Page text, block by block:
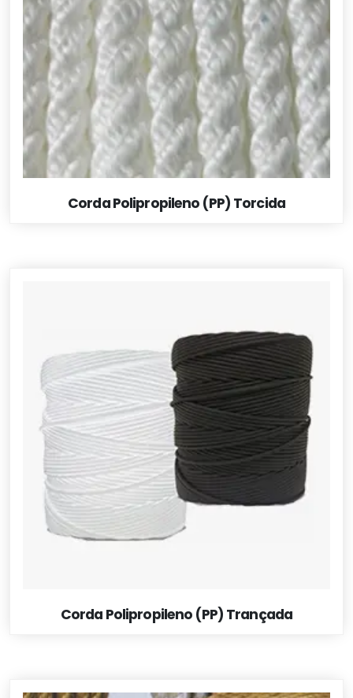
Corda Polipropileno (PP) Torcida
Corda Polipropileno (PP) Trançada